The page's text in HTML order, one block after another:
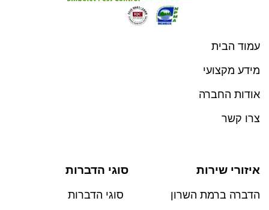
עמוד הבית
מידע מקצועי
אודות החברה
צרו קשר
איזורי שירות
הדברה ברמת השרון
סוגי הדברות
סוגי הדברות